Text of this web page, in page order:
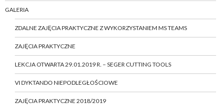
GALERIA
ZDALNE ZAJĘCIA PRAKTYCZNE Z WYKORZYSTANIEM MS TEAMS
ZAJĘCIA PRAKTYCZNE
LEKCJA OTWARTA 29.01.2019 R. – SEGER CUTTING TOOLS
VI DYKTANDO NIEPODLEGŁOŚCIOWE
ZAJĘCIA PRAKTYCZNE 2018/2019